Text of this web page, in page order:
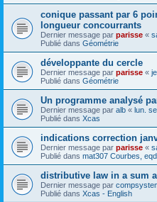
conique passant par 6
longueur concourrants
Dernier message par parisse «
Publié dans Géométrie
développante du cercle
Dernier message par parisse «
Publié dans Géométrie
Un programme analysé
Dernier message par alb « lun.
Publié dans Xcas
indications correction
Dernier message par parisse «
Publié dans mat307 Courbes,
distributive law in a sum
Dernier message par
Publié dans Xcas - English